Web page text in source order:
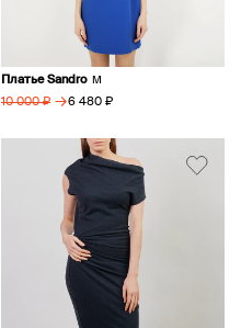
Платье Sandro M
10 000 ₽ → 6 480 ₽